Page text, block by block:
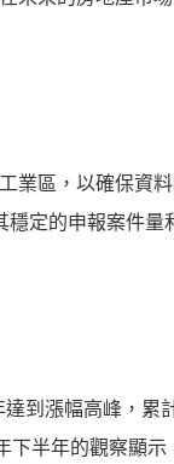
業區，以確保資
定的申報案件量
到漲幅高峰，累
下半年的觀察顯示